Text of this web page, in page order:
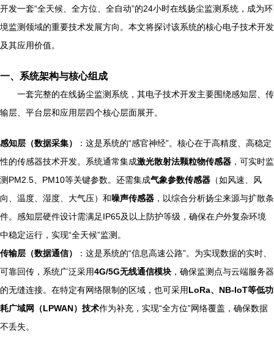
开发一套“全天候、全方位、全自动”的24小时在线扬尘监测系统，成为环
境监测领域的重要技术发展方向。本文将探讨该系统的核心电子技术开发
及其应用价值。
一、系统架构与核心组成
一套完整的在线扬尘监测系统，其电子技术开发主要围绕感知层、传
输层、平台层和应用层四个核心层面展开。
感知层（数据采集）
：这是系统的“感官神经”。核心在于高精度、高稳定
性的传感器技术开发。系统通常集成激光散射法颗粒物传感器 ，可实时监
测PM2.5、PM10等关键参数。还需集成气象参数传感器 （如风速、风
向、温度、湿度、大气压）和噪声传感器 ，以综合分析扬尘来源与扩散条
件。感知层硬件设计需满足IP65及以上防护等级，确保在户外复杂环境
中稳定运行，实现“全天候”监测。
传输层（数据通信）
：这是系统的“信息高速公路”。为实现数据的实时、
可靠回传，系统广泛采用4G/5G无线通信模块 ，确保监测点与云端服务器
的无缝连接。在特定有网络限制的区域，也可采用LoRa、NB-IoT等低功
耗广域网（LPWAN）技术作为补充，实现“全方位”网络覆盖，确保数据
不丢失。